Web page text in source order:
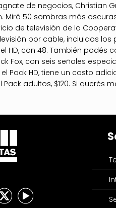
de negocios, Christian
Mirá 50 sombras más
de televisión de la
por cable, incluidos
HD, con 48. También
Fox, con seis señales
Pack HD, tiene un costo
Pack adultos, $120. Si querés